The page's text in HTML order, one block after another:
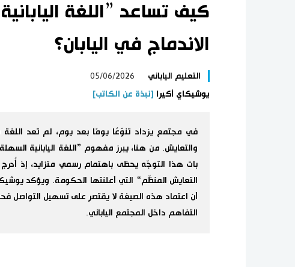
كيف تساعد ”اللغة
الاندماج في اليابان؟
التعليم الياباني
05/06/2026
يوشيكاي أكيرا
[نبذة عن الكاتب]
في مجتمع يزداد تنوّعًا يومًا بعد يوم، لم تعد
والتعايش. من هنا، يبرز مفهوم ”اللغة اليابانية
بات هذا التوجّه يحظى باهتمام رسمي متزايد، إذ
التعايش المنظّم“ التي أعلنتها الحكومة. ويؤكد
أن اعتماد هذه الصيغة لا يقتصر على تسهيل التواصل
التفاهم داخل المجتمع الياباني.